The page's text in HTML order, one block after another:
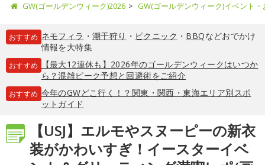
GW(ゴールデンウィーク)2026 GW(ゴールデンウィーク)イベント
おすすめ ネモフィラ ・ 潮干狩り ・ ピクニック ・ BBQなどおでかけ
情報を大特集
おすすめ
【最大12連休も】2026年のゴールデンウィークはいつか
ら？混雑ピーク予想と回避術をご紹介
おすすめ 今年のGWどこ行く！？関東・関西・東海エリア別スポ
ットガイド
【USJ】エルモやスヌーピーの新衣
装がかわいすぎ！イースターイベ